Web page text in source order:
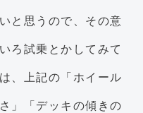
と思うので、その意
ろ試乗とかしてみて
、上記の「ホイール
」「デッキの傾きの